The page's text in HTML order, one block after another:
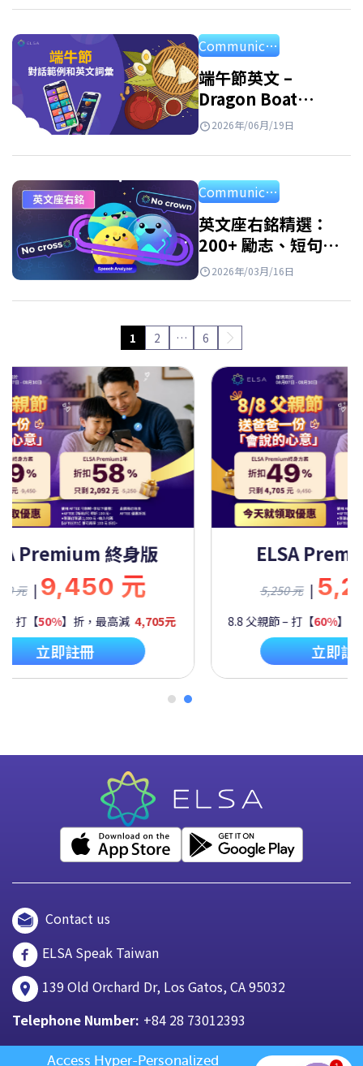
Communication
端午節英文 –
Dragon Boat
Festival：意義、習
2026年/06月/19日
Communication
英文座右銘精選：
200+ 勵志、短句與
名人 motto
2026年/03月/16日
1 2 … 6
Premium 一年
|5,250 元
【60%】折，最高減2,092元
立即註冊
ELSA
9,450 元 |
8.8 父親節 – 打【50%】折，
立即註冊
Contact us
ELSA Speak Taiwan
139 Old Orchard Dr, Los Gatos, CA 95032
Telephone Number: +84 28 73012393
Access Hyper-Personalized